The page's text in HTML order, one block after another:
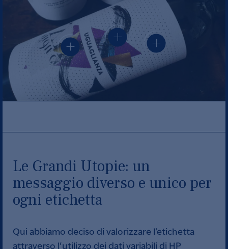
Le Grandi Utopie: un
messaggio diverso e unico per
ogni etichetta
Qui abbiamo deciso di valorizzare l’etichetta
attraverso l’utilizzo dei dati variabili di HP